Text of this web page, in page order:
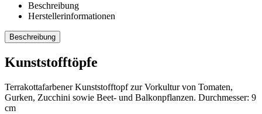
Beschreibung
Herstellerinformationen
Beschreibung
Kunststofftöpfe
Terrakottafarbener Kunststofftopf zur Vorkultur von Tomaten,
Gurken, Zucchini sowie Beet- und Balkonpflanzen. Durchmesser: 9
cm